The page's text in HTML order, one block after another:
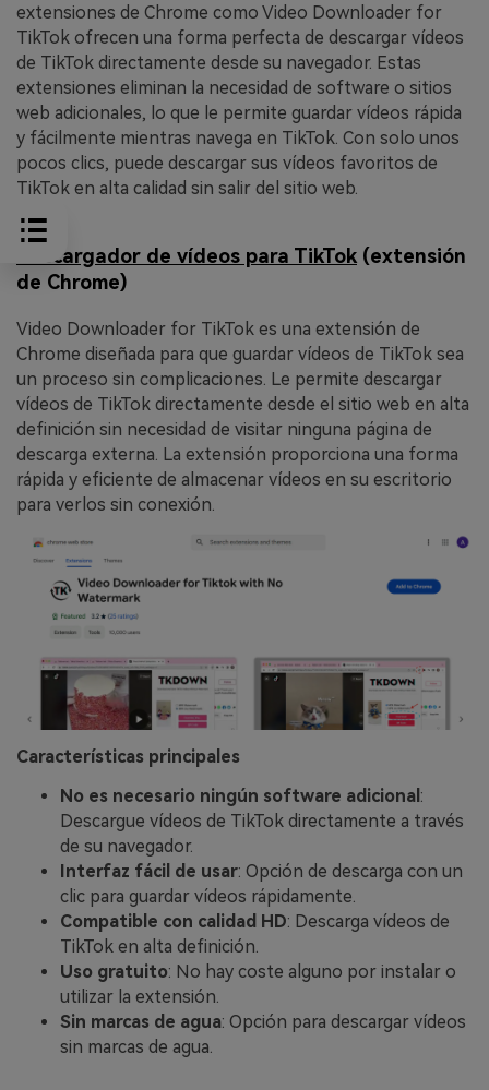
extensiones de Chrome como Video Downloader for
TikTok ofrecen una forma perfecta de descargar vídeos
de TikTok directamente desde su navegador. Estas
extensiones eliminan la necesidad de software o sitios
web adicionales, lo que le permite guardar vídeos rápida
y fácilmente mientras navega en TikTok. Con solo unos
pocos clics, puede descargar sus vídeos favoritos de
TikTok en alta calidad sin salir del sitio web.
Descargador de vídeos para TikTok (extensión
de Chrome)
Video Downloader for TikTok es una extensión de
Chrome diseñada para que guardar vídeos de TikTok sea
un proceso sin complicaciones. Le permite descargar
vídeos de TikTok directamente desde el sitio web en alta
definición sin necesidad de visitar ninguna página de
descarga externa. La extensión proporciona una forma
rápida y eficiente de almacenar vídeos en su escritorio
para verlos sin conexión.
Características principales
No es necesario ningún software adicional :
Descargue vídeos de TikTok directamente a través
de su navegador.
Interfaz fácil de usar: Opción de descarga con un
clic para guardar vídeos rápidamente.
Compatible con calidad HD: Descarga vídeos de
TikTok en alta definición.
Uso gratuito: No hay coste alguno por instalar o
utilizar la extensión.
Sin marcas de agua: Opción para descargar vídeos
sin marcas de agua.